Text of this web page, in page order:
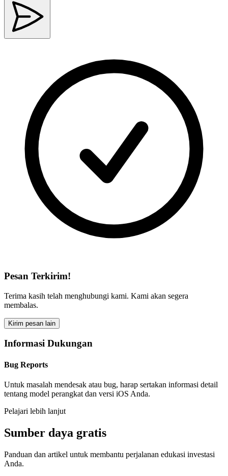
Pesan Terkirim!
Terima kasih telah menghubungi kami. Kami akan segera
membalas.
Kirim pesan lain
Informasi Dukungan
Bug Reports
Untuk masalah mendesak atau bug, harap sertakan informasi detail
tentang model perangkat dan versi iOS Anda.
Pelajari lebih lanjut
Sumber daya gratis
Panduan dan artikel untuk membantu perjalanan edukasi investasi
Anda.